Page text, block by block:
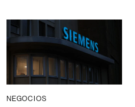
NEGOCIOS